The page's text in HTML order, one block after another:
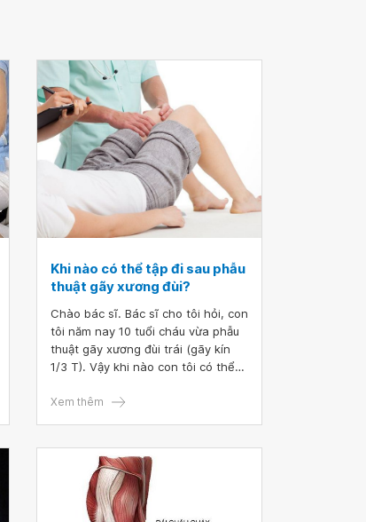
Khi nào có thể tập đi sau phẫu
thuật gãy xương đùi?
Chào bác sĩ. Bác sĩ cho tôi hỏi, con
tôi năm nay 10 tuổi cháu vừa phẫu
thuật gãy xương đùi trái (gãy kín
1/3 T). Vậy khi nào con tôi có thể
thế nào ạ? Mong bác sĩ tư vấn. Xin
Xem thêm